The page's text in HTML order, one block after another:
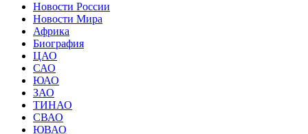
Новости России
Новости Мира
Африка
Биография
ЦАО
САО
ЮАО
ЗАО
ТИНАО
СВАО
ЮВАО